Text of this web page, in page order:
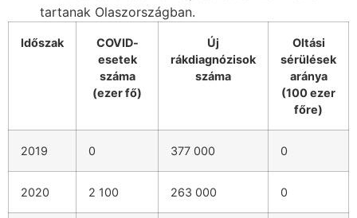
tartanak Olaszországban.
Időszak
COVID-
esetek
száma
(ezer fő)
Új
rákdiagnózisok
száma
Oltási
sérülések
aránya
(100 ezer
főre)
2019 0 377 000 0
2020 2 100 263 000 0